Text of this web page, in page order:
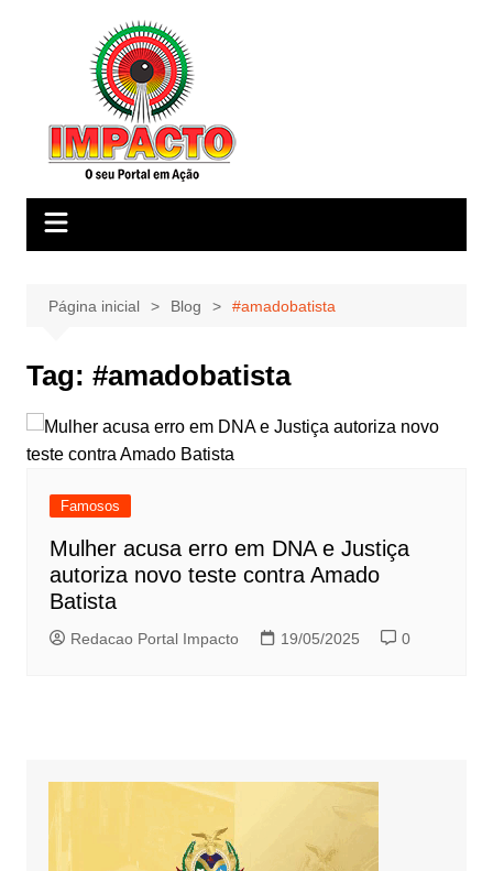
Página inicial Blog #amadobatista
Tag: #amadobatista
Famosos
Mulher acusa erro em DNA e Justiça
autoriza novo teste contra Amado
Batista
Redacao Portal Impacto 19/05/2025 0